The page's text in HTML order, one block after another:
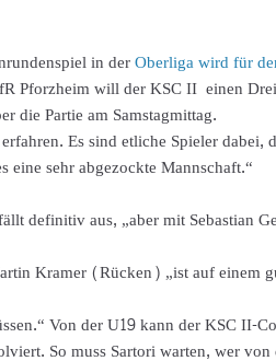
in derOberliga wird für
Pforzheim will der KSC II einen
die Partie am Samstagmittag.
Es sind etliche Spieler
eine sehr abgezockte Mannschaft.“
definitiv aus, „aber mit Sebastian
Kramer (Rücken) „ist auf einem
Von der U19 kann der KSC II-
So muss Sartori warten, wer von